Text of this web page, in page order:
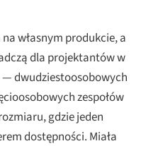
własnym produkcie, a
dla projektantów w
dwudziestoosobowych
zespołów
gdzie jeden
dostępności. Miała